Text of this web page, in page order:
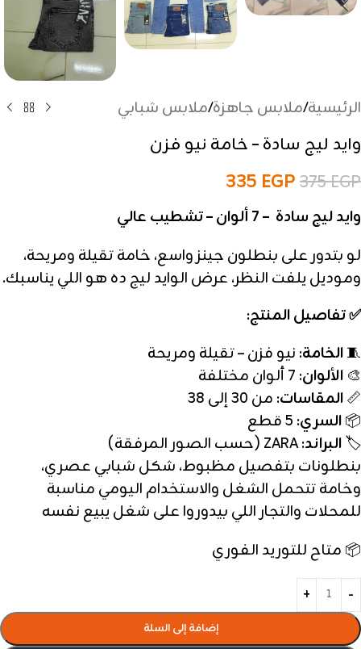
الرئيسية/ملابس جاهزة/ملابس شبابي
وايد ليج سادة – خامة نيو فزن
375EGP
335 EGP
وايد ليج سادة – 7 ألوان – تشطيب عالي
لو بتدور على بنطلون جينز واسع، خامة تقيلة ومريحة،
وموديل يلفت النظر، عرض الوايد ليج ده هو اللي يناسبك.
✅ تفاصيل المنتج:
🧵الخامة: نيو فزن – تقيلة ومريحة
🎨 الألوان: 7 ألوان مختلفة
📏المقاسات: من 30 إلى 38
📦السري: 5 قطع
🏷️البراند: ZARA (حسب الصور المرفقة)
بنطلونات بتفصيل مظبوط، شكل شبابي عصري،
وخامة تتحمل الشغل والاستخدام اليومي مناسبة
للمحلات والتجار اللي بيدوروا على شغل يبيع نفسه
📦 متاح للتوريد الفوري
إضافة إلى السلة